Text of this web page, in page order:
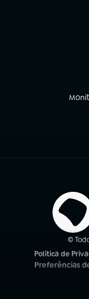
©
Política de
(abre em nova
Preferências